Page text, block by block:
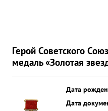
Герой Советского
медаль «Золотая
Дата
Дата